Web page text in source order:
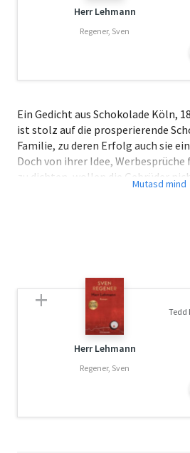
Herr Lehmann
Regener, Sven
Ein Gedicht aus Schokolade Köln,
ist stolz auf die prosperierende
Familie, zu deren Erfolg auch sie
Doch von ihrer Idee,
zu dichten, wollen die Gebrüder
Schwester lieber an einen
einzureichen... Das große Finale
Schokoladenfabrik der Kölner
Herr Lehmann
Regener, Sven
Tedd